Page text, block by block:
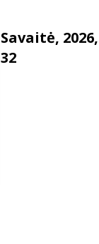
Savaitė,
32